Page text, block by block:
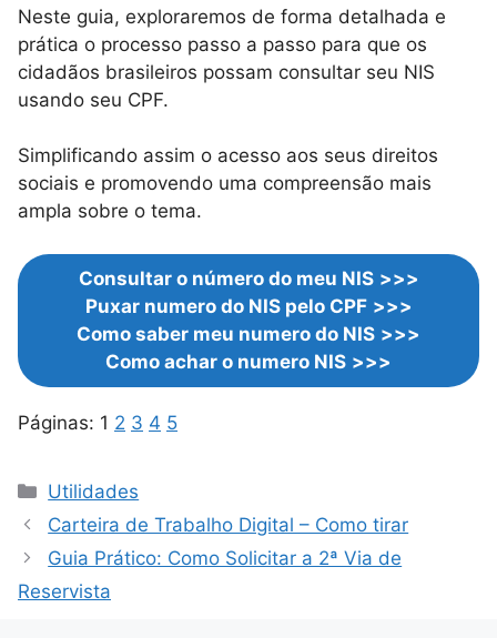
Neste guia, exploraremos de forma detalhada e
prática o processo passo a passo para que os
cidadãos brasileiros possam consultar seu NIS
usando seu CPF.
Simplificando assim o acesso aos seus direitos
sociais e promovendo uma compreensão mais
ampla sobre o tema.
Consultar o número do meu NIS >>>
Puxar numero do NIS pelo CPF >>>
Como saber meu numero do NIS >>>
Como achar o numero NIS >>>
Páginas: 1 2 3 4 5
Categorias
Utilidades
Carteira de Trabalho Digital – Como tirar
Guia Prático: Como Solicitar a 2ª Via de
Reservista